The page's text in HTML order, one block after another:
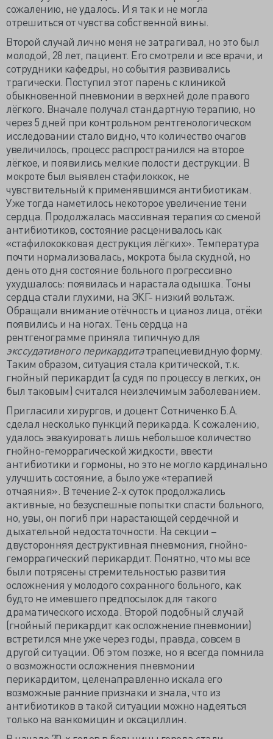
сожалению, не удалось. И я так и не могла
отрешиться от чувства собственной вины.
Второй случай лично меня не затрагивал, но это был
молодой, 28 лет, пациент. Его смотрели и все врачи, и
сотрудники кафедры, но события развивались
трагически. Поступил этот парень с клиникой
обыкновенной пневмонии в верхней доле правого
лёгкого. Вначале получал стандартную терапию, но
через 5 дней при контрольном рентгенологическом
исследовании стало видно, что количество очагов
увеличилось, процесс распространился на второе
лёгкое, и появились мелкие полости деструкции. В
мокроте был выявлен стафилоккок, не
чувствительный к применявшимся антибиотикам.
Уже тогда наметилось некоторое увеличение тени
сердца. Продолжалась массивная терапия со сменой
антибиотиков, состояние расценивалось как
«стафилококковая деструкция лёгких». Температура
почти нормализовалась, мокрота была скудной, но
день ото дня состояние больного прогрессивно
ухудшалось: появилась и нарастала одышка. Тоны
сердца стали глухими, на ЭКГ- низкий вольтаж.
Обращали внимание отёчность и цианоз лица, отёки
появились и на ногах. Тень сердца на
рентгенограмме приняла типичную для
экссудативного перикардитатрапециевидную форму.
Таким образом, ситуация стала критической, т.к.
гнойный перикардит (а судя по процессу в легких, он
был таковым) считался неизлечимым заболеванием.
Пригласили хирургов, и доцент Сотниченко Б.А.
сделал несколько пункций перикарда. К сожалению,
удалось эвакуировать лишь небольшое количество
гнойно-геморрагической жидкости, ввести
антибиотики и гормоны, но это не могло кардинально
улучшить состояние, а было уже «терапией
отчаяния». В течение 2-х суток продолжались
активные, но безуспешные попытки спасти больного,
но, увы, он погиб при нарастающей сердечной и
дыхательной недостаточности. На секции –
двусторонняя деструктивная пневмония, гнойно-
геморрагический перикардит. Понятно, что мы все
были потрясены стремительностью развития
осложнения у молодого сохранного больного, как
будто не имевшего предпосылок для такого
драматического исхода. Второй подобный случай
(гнойный перикардит как осложнение пневмонии)
встретился мне уже через годы, правда, совсем в
другой ситуации. Об этом позже, но я всегда помнила
о возможности осложнения пневмонии
перикардитом, целенаправленно искала его
возможные ранние признаки и знала, что из
антибиотиков в такой ситуации можно надеяться
только на ванкомицин и оксациллин.